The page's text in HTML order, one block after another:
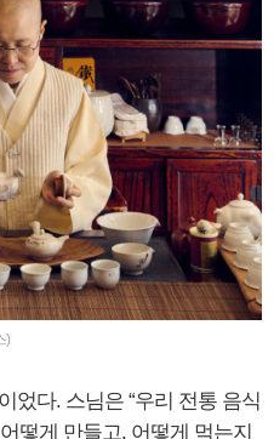
)
었다. 스님은 “우리 전통 음식
떻게 만들고, 어떻게 먹는지